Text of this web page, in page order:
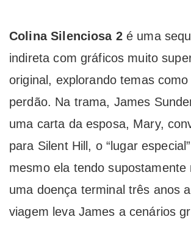
Colina Silenciosa 2é uma
indireta com gráficos muito
original, explorando temas
perdão. Na trama, James
uma carta da esposa, Mary,
para Silent Hill, o “lugar
mesmo ela tendo supostamente
uma doença terminal três anos
viagem leva James a cenários